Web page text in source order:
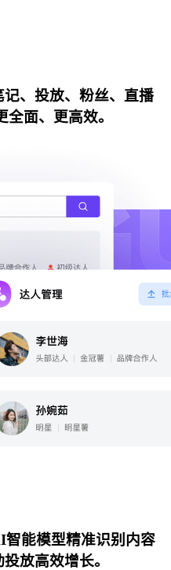
、投放、粉丝、直播
面、更高效。
能模型精准识别内容
放高效增长。